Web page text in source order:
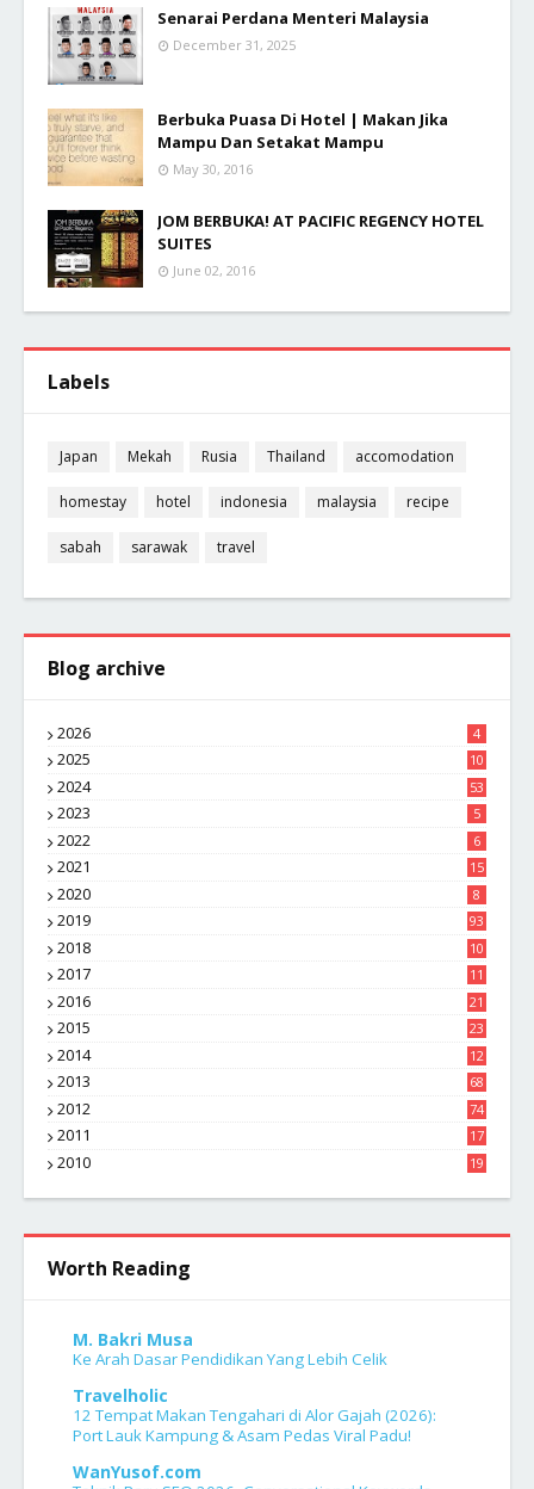
Senarai Perdana Menteri Malaysia
December 31, 2025
Berbuka Puasa Di Hotel | Makan Jika
Mampu Dan Setakat Mampu
May 30, 2016
JOM BERBUKA! AT PACIFIC REGENCY HOTEL
SUITES
June 02, 2016
Labels
Japan Mekah Rusia Thailand accomodation
homestay hotel indonesia malaysia recipe
sabah sarawak travel
Blog archive
2026 4
2025
10
8
2024 53
2023 5
2022 6
2021 15
2020 8
2019 93
2018
10
4
2017
11
1
2016
21
1
2015
23
7
2014
12
2
2013 68
2012 74
2011
17
4
2010
19
Worth Reading
M. Bakri Musa
Ke Arah Dasar Pendidikan Yang Lebih Celik
Travelholic
12 Tempat Makan Tengahari di Alor Gajah (2026):
Port Lauk Kampung & Asam Pedas Viral Padu!
WanYusof.com